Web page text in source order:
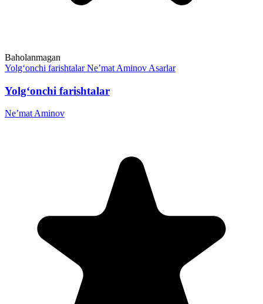
Baholanmagan
Yolg‘onchi farishtalar Ne’mat Aminov Asarlar
Yolg‘onchi farishtalar
Ne’mat Aminov